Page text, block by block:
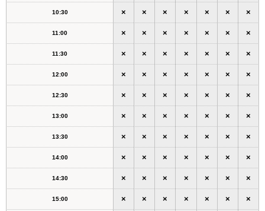
10:30 × × × × × × ×
11:00 × × × × × × ×
11:30 × × × × × × ×
12:00 × × × × × × ×
12:30 × × × × × × ×
13:00 × × × × × × ×
13:30 × × × × × × ×
14:00 × × × × × × ×
14:30 × × × × × × ×
15:00 × × × × × × ×